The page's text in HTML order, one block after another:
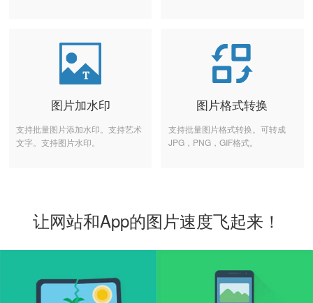
图片加水印
支持批量图片添加水印。支持艺术
文字。支持图片水印。
图片格式转换
支持批量图片格式转换。可转成
JPG，PNG，GIF格式。
让网站和App的图片速度飞起来！